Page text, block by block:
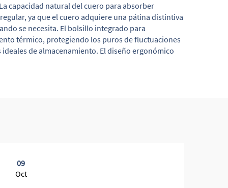
capacidad natural del cuero para absorber
ya que el cuero adquiere una pátina distintiva
se necesita. El bolsillo integrado para
térmico, protegiendo los puros de fluctuaciones
de almacenamiento. El diseño ergonómico
09
Oct